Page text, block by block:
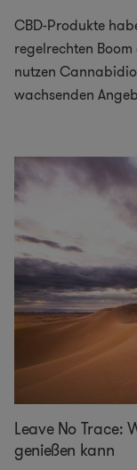
CBD-Produkte
regelrechten
nutzen
wachsenden
Leave No Trace:
genießen kann